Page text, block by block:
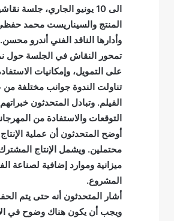
الى 10 يونيو الجاري،
المنتج والسيناريست محمد
وأدارها الناقد الفني أندرو محسن.
تمحور النقاش في الجلسة حول
على التمويل، وإمكانيات
تناولت الندوة جوانب مختلفة من
الفيلم. وتبادل المتحدثون
التوقعات والاستفادة من
أوضح المتحدثون أن عملية
محتملين. ويشمل الإنتاج
ميزانية وموارد إضافية
المشروع.
أشار المتحدثون أنه حتى يتم
ويجب أن يكون هناك وضوح في